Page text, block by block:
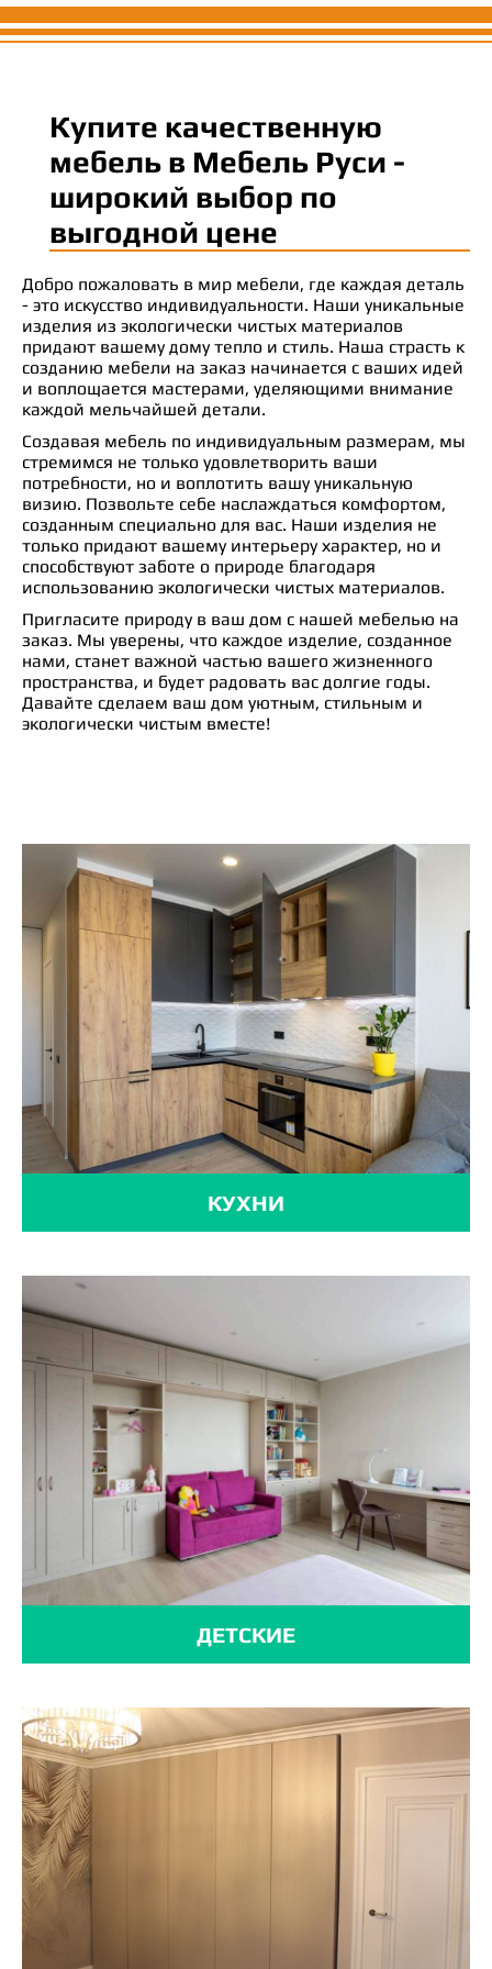
Купите качественную
мебель в Мебель Руси -
широкий выбор по
выгодной цене
Добро пожаловать в мир мебели, где каждая деталь
- это искусство индивидуальности. Наши уникальные
изделия из экологически чистых материалов
придают вашему дому тепло и стиль. Наша страсть к
созданию мебели на заказ начинается с ваших идей
и воплощается мастерами, уделяющими внимание
каждой мельчайшей детали.
Создавая мебель по индивидуальным размерам, мы
стремимся не только удовлетворить ваши
потребности, но и воплотить вашу уникальную
визию. Позвольте себе наслаждаться комфортом,
созданным специально для вас. Наши изделия не
только придают вашему интерьеру характер, но и
способствуют заботе о природе благодаря
использованию экологически чистых материалов.
Пригласите природу в ваш дом с нашей мебелью на
заказ. Мы уверены, что каждое изделие, созданное
нами, станет важной частью вашего жизненного
пространства, и будет радовать вас долгие годы.
Давайте сделаем ваш дом уютным, стильным и
экологически чистым вместе!
КУХНИ
ДЕТСКИЕ